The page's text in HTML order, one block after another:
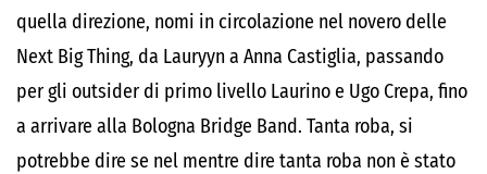
quella direzione, nomi in circolazione nel novero delle
Next Big Thing, da Lauryyn a Anna Castiglia, passando
per gli outsider di primo livello Laurino e Ugo Crepa, fino
a arrivare alla Bologna Bridge Band. Tanta roba, si
potrebbe dire se nel mentre dire tanta roba non è stato